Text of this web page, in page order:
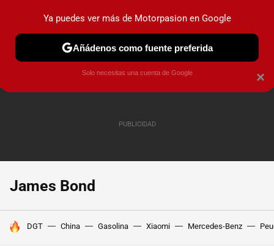
PRUEBAS COCHES ELÉCTRICOS OBSERVATORIO
James Bond
HOY SE HABLA DE
DGT China Gasolina Xiaomi Mercedes-Benz
×
Ya puedes ver más de Motorpasion en Google
Añádenos como fuente preferida
Solo necesitas una cuenta de Google